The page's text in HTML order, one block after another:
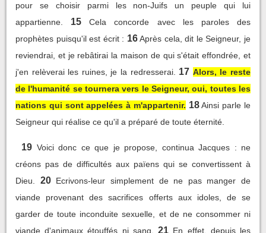
pour se choisir parmi les non-Juifs un peuple qui lui
appartienne.
15
Cela concorde avec les paroles des
prophètes puisqu'il est écrit : 16 Après cela, dit le Seigneur, je
reviendrai, et je rebâtirai la maison de qui s'était effondrée, et
j'en relèverai les ruines, je la redresserai.
17 Alors, le reste
de l'humanité se tournera vers le Seigneur, oui, toutes les
nations qui sont appelées à m'appartenir. 18 Ainsi parle le
Seigneur qui réalise ce qu'il a préparé de toute éternité.
19 Voici donc ce que je propose, continua Jacques : ne
créons pas de difficultés aux païens qui se convertissent à
Dieu.
20 Ecrivons-leur simplement de ne pas manger de
viande provenant des sacrifices offerts aux idoles, de se
garder de toute inconduite sexuelle, et de ne consommer ni
viande d'animaux étouffés ni sang.
21 En effet, depuis les